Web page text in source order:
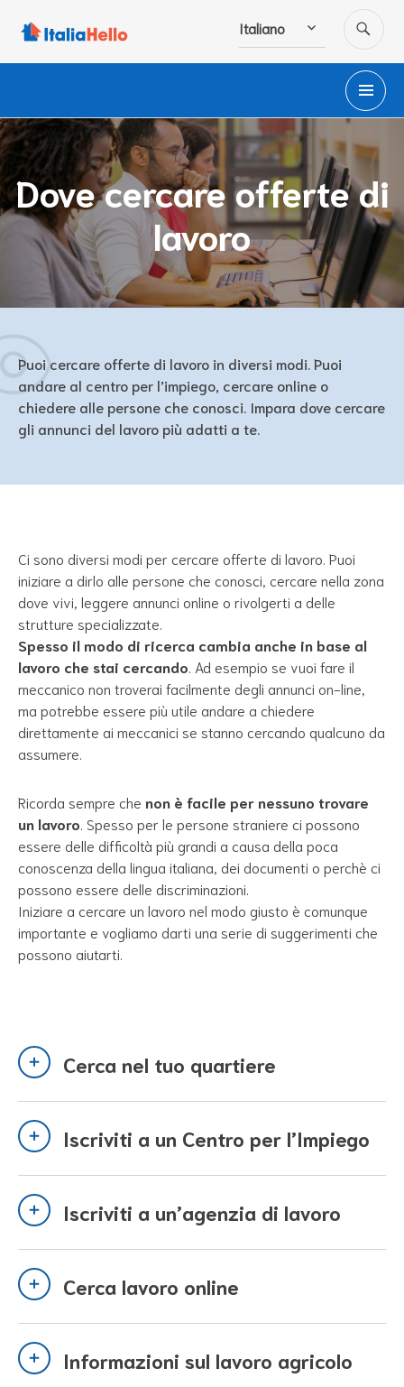
Italiano
Dove cercare offerte di
lavoro
Puoi cercare offerte di lavoro in diversi modi. Puoi
andare al centro per l’impiego, cercare online o
chiedere alle persone che conosci. Impara dove cercare
gli annunci del lavoro più adatti a te.
Ci sono diversi modi per cercare offerte di lavoro. Puoi
iniziare a dirlo alle persone che conosci, cercare nella zona
dove vivi, leggere annunci online o rivolgerti a delle
strutture specializzate.
Spesso il modo di ricerca cambia anche in base al
lavoro che stai cercando . Ad esempio se vuoi fare il
meccanico non troverai facilmente degli annunci on-line,
ma potrebbe essere più utile andare a chiedere
direttamente ai meccanici se stanno cercando qualcuno da
assumere.
Ricorda sempre che non è facile per nessuno trovare
un lavoro . Spesso per le persone straniere ci possono
essere delle difficoltà più grandi a causa della poca
conoscenza della lingua italiana, dei documenti o perchè ci
possono essere delle discriminazioni.
Iniziare a cercare un lavoro nel modo giusto è comunque
importante e vogliamo darti una serie di suggerimenti che
possono aiutarti.
Cerca nel tuo quartiere
Iscriviti a un Centro per l’Impiego
Iscriviti a un’agenzia di lavoro
Cerca lavoro online
Informazioni sul lavoro agricolo